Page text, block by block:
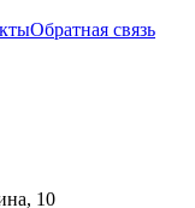
Обратная связь
10